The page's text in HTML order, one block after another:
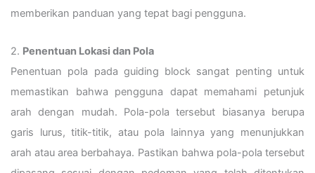
memberikan panduan yang tepat bagi pengguna.
2. Penentuan Lokasi dan Pola
Penentuan pola pada guiding block sangat penting untuk
memastikan bahwa pengguna dapat memahami petunjuk
arah dengan mudah. Pola-pola tersebut biasanya berupa
garis lurus, titik-titik, atau pola lainnya yang menunjukkan
arah atau area berbahaya. Pastikan bahwa pola-pola tersebut